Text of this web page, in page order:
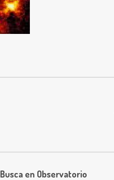
Busca en Observatorio